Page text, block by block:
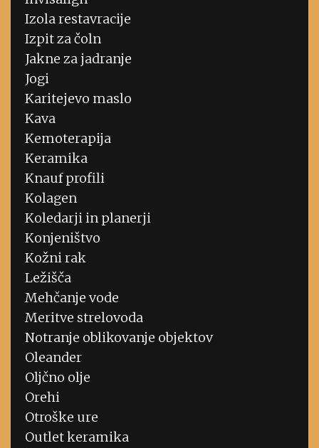
Izola restavracije
Izpit za čoln
Jakne za jadranje
Jogi
Karitejevo maslo
Kava
Kemoterapija
Keramika
Knauf profili
Kolagen
Koledarji in planerji
Konjeništvo
Kožni rak
Ležišča
Mehčanje vode
Meritve strelovoda
Notranje oblikovanje objektov
Oleander
Oljčno olje
Orehi
Otroške ure
Outlet keramika